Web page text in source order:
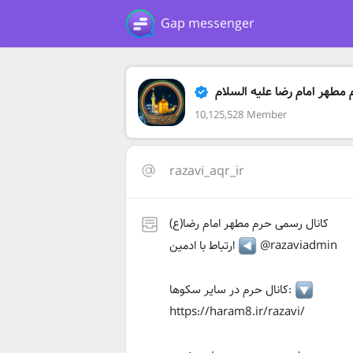
Gap messenger
مطهر امام رضا علیه السلام
10,125,528 Member
razavi_aqr_ir
کانال رسمی حرم مطهر امام رضا(ع)
@razaviadmin
کانال حرم در سایر سکوها:
https://haram8.ir/razavi/